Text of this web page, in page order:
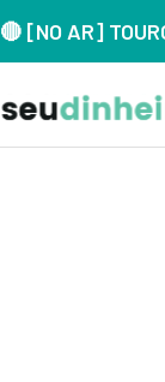
🔴 [NO AR]